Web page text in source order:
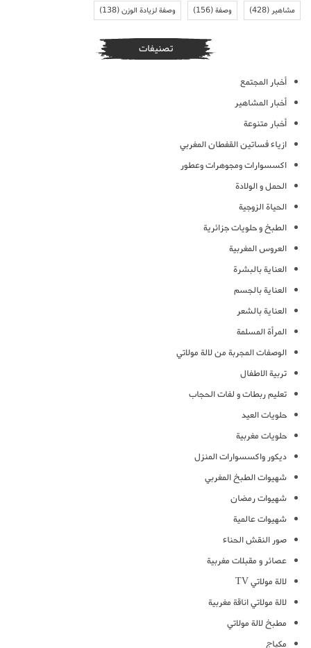
مشاهير(428) وصفة(156) وصفة لزيادة الوزن(138)
تصنيفات
أخبار المجتمع
أخبار المشاهير
أخبار متنوعة
ازياء فساتين القفطان المغربي
اكسسوارات ومجوهرات وعطور
الحمل و الولادة
الحياة الزوجية
الطبخ و حلويات جزائرية
العروس المغربية
العناية بالبشرة
العناية بالجسم
العناية بالشعر
المرأة المسلمة
الوصفات المجربة من لالة مولاتي
تربية الاطفال
تعليم ربطات و لفات الحجاب
حلويات العيد
حلويات مغربية
ديكور واكسسوارات المنزل
شهيوات الطبخ المغربي
شهيوات رمضان
شهيوات عالمية
صور النقش الحناء
عصائر و مقبلات مغربية
لالة مولاتي TV
لالة مولاتي اناقة مغربية
مطبخ لالة مولاتي
مكياج